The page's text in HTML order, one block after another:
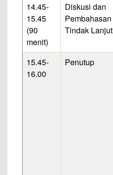
14.45-
15.45
(90
menit)
Diskusi dan
Pembahasan
Tindak Lanjut
15.45-
16.00
Penutup